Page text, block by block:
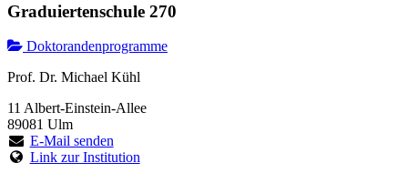
Graduiertenschule 270
Doktorandenprogramme
Prof. Dr. Michael Kühl
11 Albert-Einstein-Allee
89081 Ulm
E-Mail senden
Link zur Institution